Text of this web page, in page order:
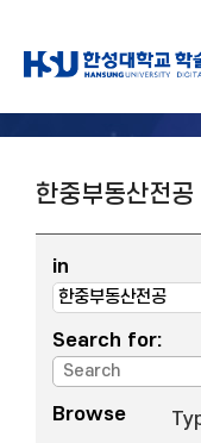
한중부동산전공
in
Search for:
Browse